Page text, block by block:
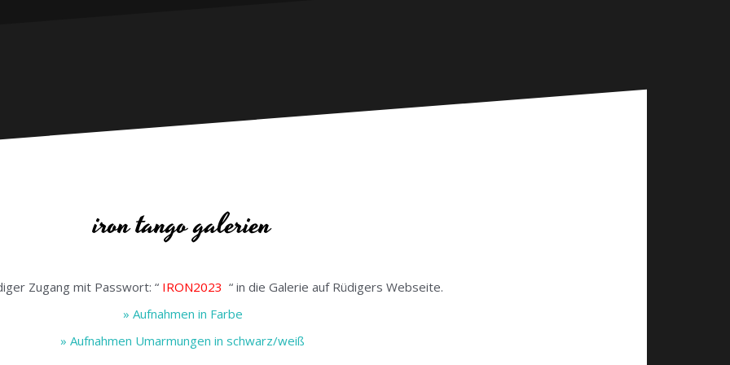
iron tango galerien
Zugang mit Passwort: “ IRON2023 “ in die Galerie auf Rüdigers Webseite.
» Aufnahmen in Farbe
» Aufnahmen Umarmungen in schwarz/weiß